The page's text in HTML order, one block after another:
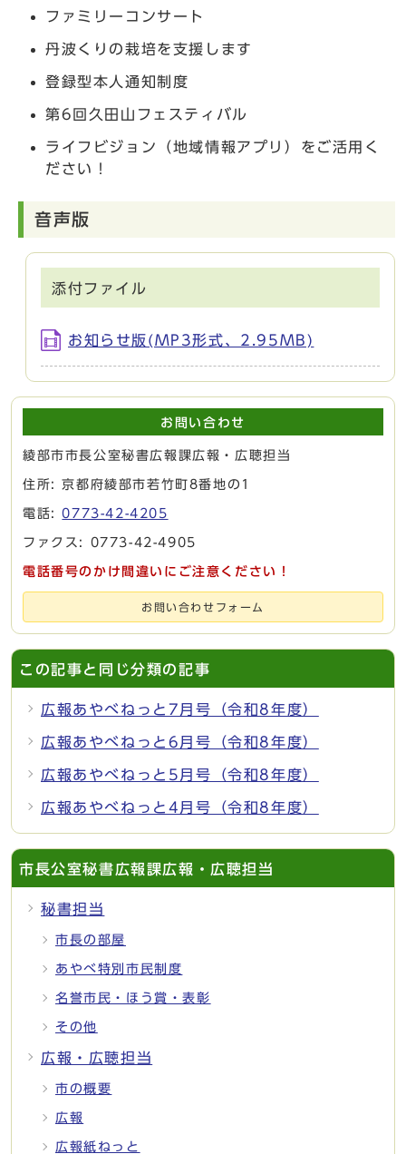
ファミリーコンサート
丹波くりの栽培を支援します
登録型本人通知制度
第6回久田山フェスティバル
ライフビジョン（地域情報アプリ）をご活用く
ださい！
音声版
添付ファイル
お知らせ版(MP3形式、2.95MB)
お問い合わせ
綾部市市長公室秘書広報課広報・広聴担当
住所: 京都府綾部市若竹町8番地の1
電話:0773-42-4205
ファクス: 0773-42-4905
電話番号のかけ間違いにご注意ください！
お問い合わせフォーム
この記事と同じ分類の記事
広報あやべねっと7月号（令和8年度）
広報あやべねっと6月号（令和8年度）
広報あやべねっと5月号（令和8年度）
広報あやべねっと4月号（令和8年度）
市長公室秘書広報課広報・広聴担当
秘書担当
市長の部屋
あやべ特別市民制度
名誉市民・ほう賞・表彰
その他
広報・広聴担当
市の概要
広報
広報紙ねっと